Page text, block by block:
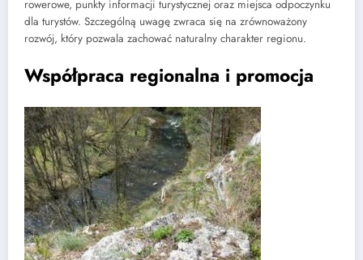
rowerowe, punkty informacji turystycznej oraz miejsca odpoczynku
dla turystów. Szczególną uwagę zwraca się na zrównoważony
rozwój, który pozwala zachować naturalny charakter regionu.
Współpraca regionalna i promocja